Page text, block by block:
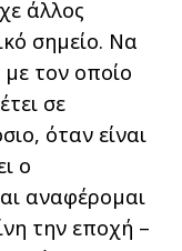
άλλος
σημείο. Να
τον οποίο
σε
όταν είναι
ο
αναφέρομαι
την εποχή –